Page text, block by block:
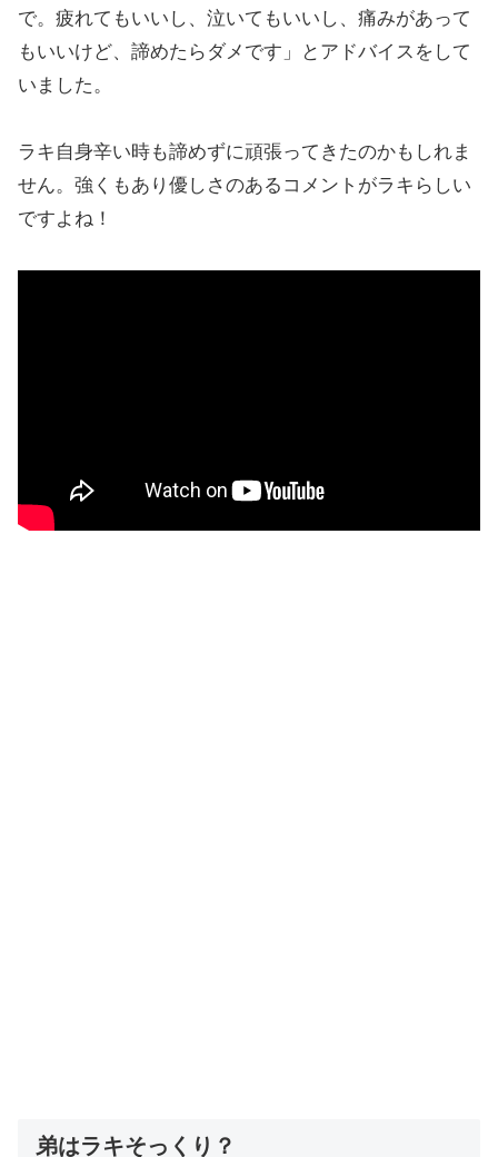
で。疲れてもいいし、泣いてもいいし、痛みがあって
もいいけど、諦めたらダメです」とアドバイスをして
いました。
ラキ自身辛い時も諦めずに頑張ってきたのかもしれま
せん。強くもあり優しさのあるコメントがラキらしい
ですよね！
弟はラキそっくり？